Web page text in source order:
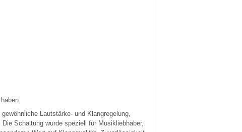
Lautstärke- und Klangregelung,
Schaltung wurde speziell für Musikliebhaber,